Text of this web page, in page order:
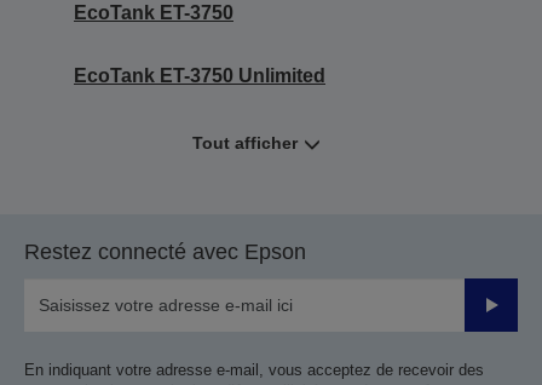
EcoTank ET-3750
EcoTank ET-3750 Unlimited
Tout afficher
Restez connecté avec Epson
Valider
En indiquant votre adresse e-mail, vous acceptez de recevoir des